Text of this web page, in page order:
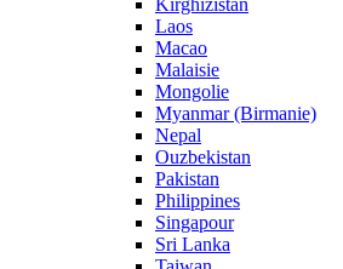
Kirghizistan
Laos
Macao
Malaisie
Mongolie
Myanmar (Birmanie)
Nepal
Ouzbekistan
Pakistan
Philippines
Singapour
Sri Lanka